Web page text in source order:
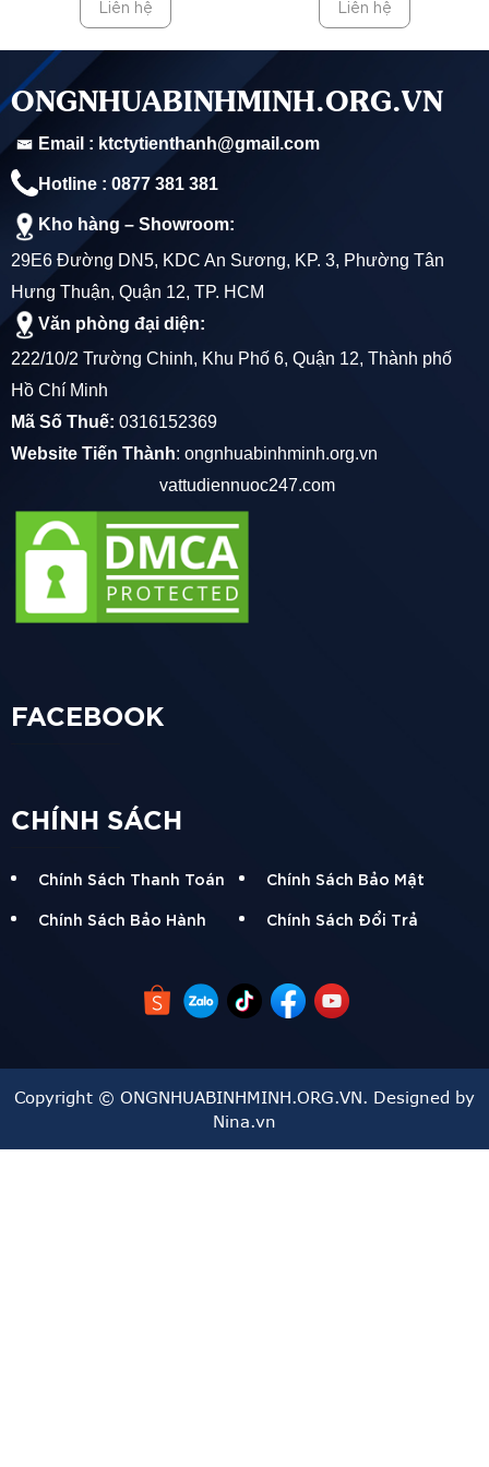
Chất liệu và đặc điểm :
Sử dụng nhựa uPVC (Unplasticized Polyvinyl Chloride)
hoặc PVC (Polyvinyl Chloride), có độ bền cao và an
toàn. Không mùi hôi và khả năng chống nấm mốc,
nhiễm khuẩn.
Có khả năng chống lại tác động của hóa chất như Axit
và Kiềm không đậm đặc.
Sản phẩm không hóa dẻo, giúp duy trì độ cứng và chất
lượng theo thời gian.
Ứng dụng :
Đặc điểm kỹ thuật :
Phù hợp cho việc cấp nước sạch trong nhà, ngoài trời,
hệ thống tưới cây và cỏ, và các ứng dụng khác liên
quan đến dẫn nước.
năng chống mài mòn, chịu nhiệt và độ bền cao.
Khả năng chịu hóa chất và tác động môi trường khắc
Sản phẩm đến từ thương hiệu ĐỒNG NAI, nổi tiếng về
chất lượng và độ bền.
Liên hệ Liên hệ
ONGNHUABINHMINH.ORG.VN
Email : ktctytienthanh@gmail.com
Hotline : 0877 381 381
Kho hàng – Showroom:
29E6 Đường DN5, KDC An Sương, KP. 3, Phường Tân
Hưng Thuận, Quận 12, TP. HCM
Văn phòng đại diện:
222/10/2 Trường Chinh, Khu Phố 6, Quận 12, Thành phố
Hồ Chí Minh
Mã Số Thuế: 0316152369
Website Tiến Thành: ongnhuabinhminh.org.vn
vattudiennuoc247.com
FACEBOOK
CHÍNH SÁCH
Chính Sách Thanh Toán
Chính Sách Bảo Mật
Chính Sách Bảo Hành
Chính Sách Đổi Trả
Copyright © ONGNHUABINHMINH.ORG.VN. Designed by
Nina.vn